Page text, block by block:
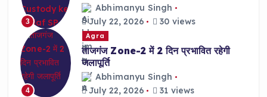
3
Abhimanyu Singh
July 22, 2026
30 views
4
Agra
ताजगंज Zone-2 में 2 दिन प्रभावित रहेगी
जलापूर्ति
Abhimanyu Singh
July 22, 2026
31 views